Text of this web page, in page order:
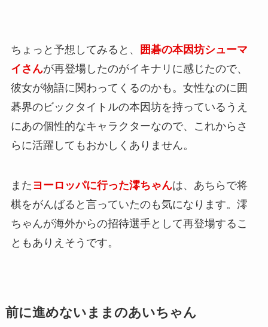
ちょっと予想してみると、
囲碁の本因坊シューマ
イさんが再登場したのがイキナリに感じたので、
彼女が物語に関わってくるのかも。女性なのに囲
碁界のビックタイトルの本因坊を持っているうえ
にあの個性的なキャラクターなので、これからさ
らに活躍してもおかしくありません。
また ヨーロッパに行った澪ちゃんは、あちらで将
棋をがんばると言っていたのも気になります。澪
ちゃんが海外からの招待選手として再登場するこ
ともありえそうです。
前に進めないままのあいちゃん